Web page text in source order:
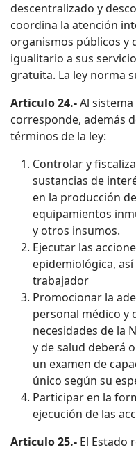
descentralizado y
coordina la atención
organismos públicos y
igualitario a sus
gratuita. La ley norma
Articulo 24.-Al
corresponde, además
términos de la ley:
Controlar y
sustancias de
en la producción
equipamientos
y otros insumos.
Ejecutar las
epidemiológica,
trabajador
Promocionar la
personal médico y
necesidades de la
y de salud deberá
un examen de
único según su
Participar en la
ejecución de las
Articulo 25.- El Estado